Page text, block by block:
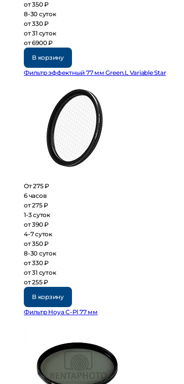
от 350 ₽
8-30 суток
от 330 ₽
от 31 суток
от 6900 ₽
В корзину
Фильтр эффектный 77 мм Green.L Variable Star
От 275 ₽
6 часов
от 275 ₽
1-3 суток
от 390 ₽
4-7 суток
от 350 ₽
8-30 суток
от 330 ₽
от 31 суток
от 255 ₽
В корзину
Фильтр Hoya C-Pl 77 мм